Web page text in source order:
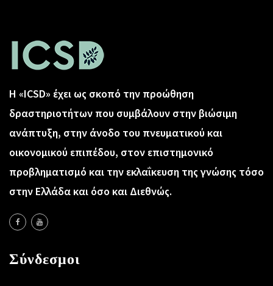
Η «ICSD» έχει ως σκοπό την προώθηση
δραστηριοτήτων που συμβάλουν στην βιώσιμη
ανάπτυξη, στην άνοδο του πνευματικού και
οικονομικού επιπέδου, στον επιστημονικό
προβληματισμό και την εκλαΐκευση της γνώσης τόσο
στην Ελλάδα και όσο και Διεθνώς.
Σύνδεσμοι